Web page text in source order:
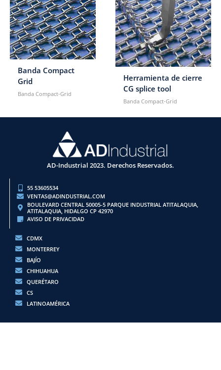
Banda Compact
Grid
Banda Compact-Grid
Herramienta de cierre
CG splice tool
Banda Compact-Grid
AD-Industrial 2023. Derechos Reservados.
55 53605534
VENTAS@ADINDUSTRIAL.COM
BOULEVARD CENTRAL 50005-5 PARQUE INDUSTRIAL ATITALAQUIA,
ATITALAQUIA, HIDALGO CP 42970
AVISO DE PRIVACIDAD
CDMX
MONTERREY
BAJÍO
CHIHUAHUA
QUERÉTARO
CS
LATINOAMÉRICA